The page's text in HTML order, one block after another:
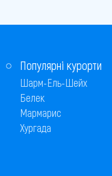
Популярні курорти
Шарм-Ель-Шейх
Белек
Мармарис
Хургада